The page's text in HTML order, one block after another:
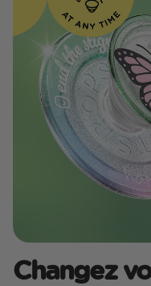
Changez